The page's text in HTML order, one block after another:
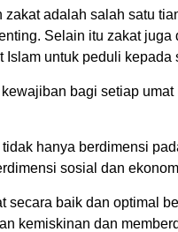
zakat adalah salah satu
Selain itu zakat juga
Islam untuk peduli kepada
bagi setiap umat
hanya berdimensi
sosial dan
secara baik dan optimal
kemiskinan dan